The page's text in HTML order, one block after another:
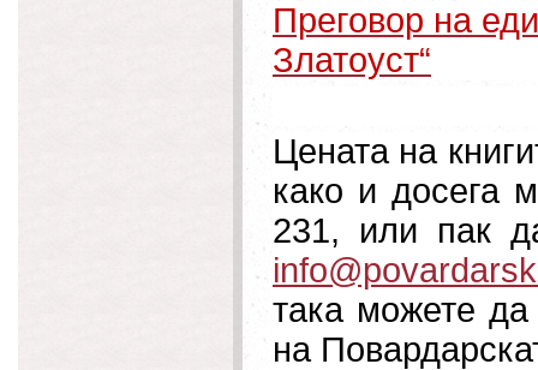
Преговор на
Златоуст“
Цената на
како и досега
231, или пак
така можете
на